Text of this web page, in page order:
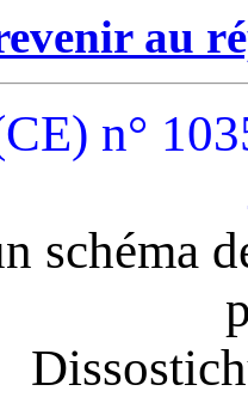
au
n°
schéma